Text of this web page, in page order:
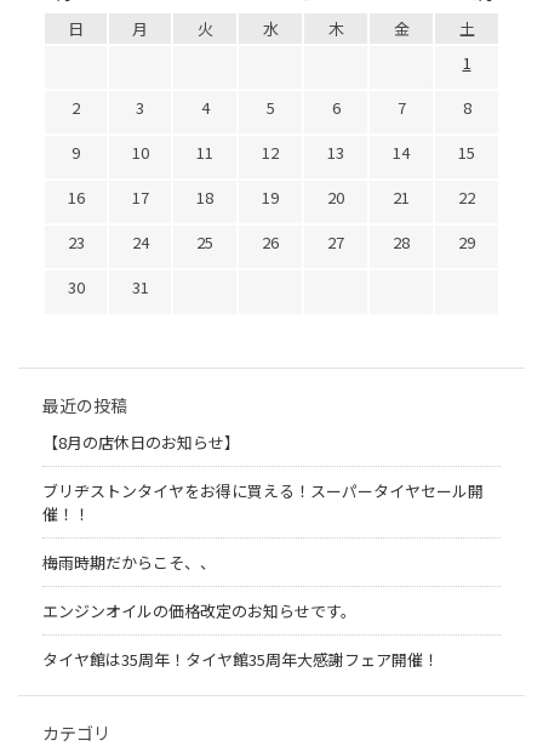
日 月 火 水 木 金
土
1
2
3 4 5 6 7
8
9
10 11 12 13 14
15
16
17 18 19 20 21
22
23
24 25 26 27 28
29
30
31
最近の投稿
【8月の店休日のお知らせ】
ブリヂストンタイヤをお得に買える！スーパータイヤセール開
催！！
梅雨時期だからこそ、、
エンジンオイルの価格改定のお知らせです。
タイヤ館は35周年！タイヤ館35周年大感謝フェア開催！
カテゴリ